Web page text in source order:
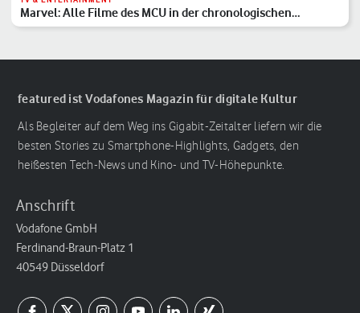
Marvel: Alle Filme des MCU in der chronologischen
Reihenfolge
featured ist Vodafones Magazin für digitale Kultur
Als Begleiter auf dem Weg ins Gigabit-Zeitalter liefern wir die
besten Stories zu Smartphone-Highlights, Gadgets, den
heißesten Tech-News und Kino- und TV-Höhepunkte.
Anschrift
Vodafone GmbH
Ferdinand-Braun-Platz 1
40549 Düsseldorf